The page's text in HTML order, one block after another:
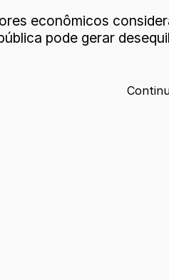
econômicos
pode gerar